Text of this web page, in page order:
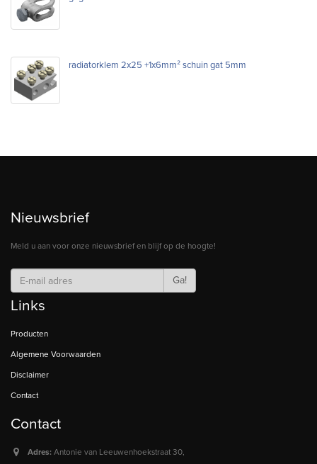
radiatorklem 2x25 +1x6mm² schuin gat 5mm
Nieuwsbrief
Meld u aan voor onze nieuwsbrief en blijf op de hoogte!
Ga!
Links
Producten
Algemene Voorwaarden
Disclaimer
Contact
Contact
Adres: Antonie van Leeuwenhoekstraat 30,